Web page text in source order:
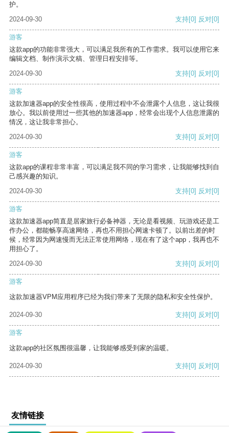
护。
2024-09-30
支持[0] 反对[0]
游客
这款app的功能非常强大，可以满足我所有的工作需求。我可以使用它来
编辑文档、制作演示文稿、管理日程安排等。
2024-09-30
支持[0] 反对[0]
游客
这款加速器app的安全性很高，使用过程中不会泄露个人信息，这让我很
放心。我以前使用过一些其他的加速器app，经常会出现个人信息泄露的
情况，这让我非常担心。
2024-09-30
支持[0] 反对[0]
游客
这款app的课程非常丰富，可以满足我不同的学习需求，让我能够找到自
己感兴趣的知识。
2024-09-30
支持[0] 反对[0]
游客
这款加速器app简直是居家旅行必备神器，无论是看视频、玩游戏还是工
作办公，都能畅享高速网络，再也不用担心网速卡顿了。以前出差的时
候，经常因为网速慢而无法正常使用网络，现在有了这个app，我再也不
用担心了。
2024-09-30
支持[0] 反对[0]
游客
这款加速器VPM应用程序已经为我们带来了无限的隐私和安全性保护。
2024-09-30 支持[0] 反对[0]
游客
这款app的社区氛围很温馨，让我能够感受到家的温暖。
2024-09-30 支持[0] 反对[0]
友情链接